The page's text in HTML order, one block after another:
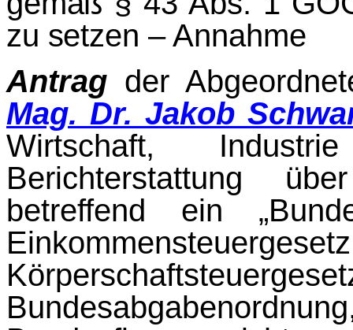
zu set­zen –
Antrag der
Mag. Dr. Jakob
Wirtschaft,
Berichterstattung
betreffend ein